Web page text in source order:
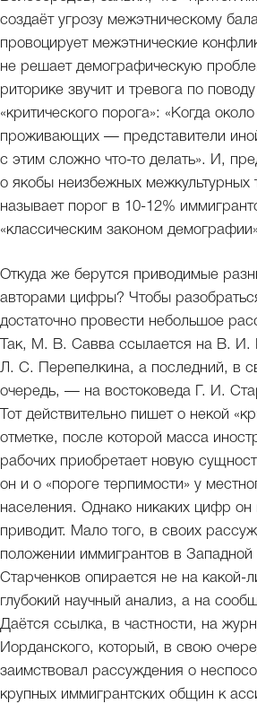
создаёт угрозу межэтническому
провоцирует межэтнические
не решает демографическую
риторике звучит и тревога по поводу
«критического порога»: «Когда около
проживающих — представители
с этим сложно что-то делать». И,
о якобы неизбежных межкультурных
называет порог в 10-12%
«классическим законом
Откуда же берутся приводимые
авторами цифры? Чтобы
достаточно провести небольшое
Так, М. В. Савва ссылается на В. И.
Л. С. Перепелкина, а последний, в
очередь, — на востоковеда Г. И.
Тот действительно пишет о некой
отметке, после которой масса
рабочих приобретает новую
он и о «пороге терпимости» у
населения. Однако никаких цифр он
приводит. Мало того, в своих
положении иммигрантов в Западной
Старченков опирается не на какой-
глубокий научный анализ, а на
Даётся ссылка, в частности, на
Иорданского, который, в свою
заимствовал рассуждения о
крупных иммигрантских общин к